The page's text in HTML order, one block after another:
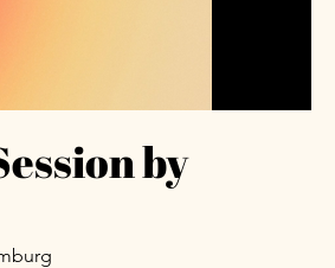
by